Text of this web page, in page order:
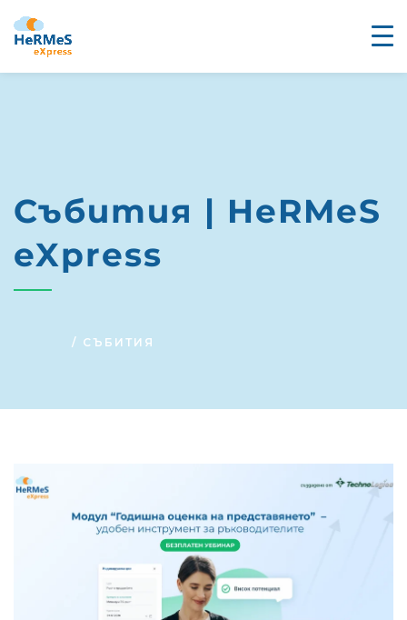
Събития | HeRMeS
eXpress
СЪБИТИЯ